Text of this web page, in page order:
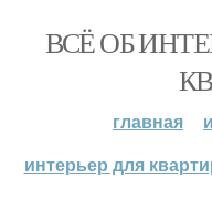
ВСЁ ОБ
главная
интерьер для